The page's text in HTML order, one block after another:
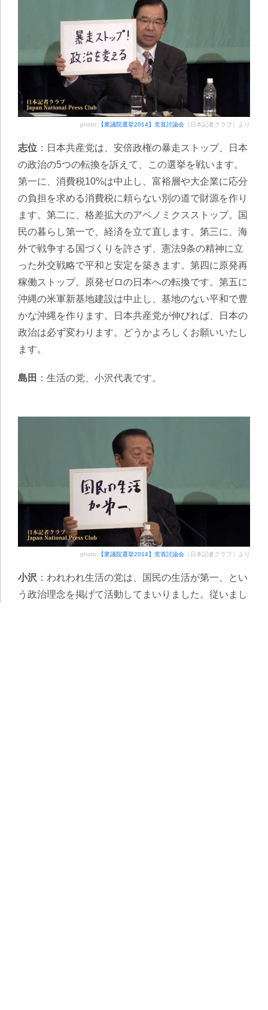
photo: 【衆議院選挙2014】党首討論会 （日本記者クラブ）より
志位 ：日本共産党は、安倍政権の暴走ストップ、日本
の政治の5つの転換を訴えて、この選挙を戦います。
第一に、消費税10%は中止し、富裕層や大企業に応分
の負担を求める消費税に頼らない別の道で財源を作り
ます。第二に、格差拡大のアベノミクスストップ。国
民の暮らし第一で、経済を立て直します。第三に、海
外で戦争する国づくりを許さず、憲法9条の精神に立
った外交戦略で平和と安定を築きます。第四に原発再
稼働ストップ。原発ゼロの日本への転換です。第五に
沖縄の米軍新基地建設は中止し、基地のない平和で豊
かな沖縄を作ります。日本共産党が伸びれば、日本の
政治は必ず変わります。どうかよろしくお願いいたし
ます。
島田 ：生活の党、小沢代表です。
photo: 【衆議院選挙2014】党首討論会 （日本記者クラブ）より
小沢 ：われわれ生活の党は、国民の生活が第一、とい
う政治理念を掲げて活動してまいりました。従いまし